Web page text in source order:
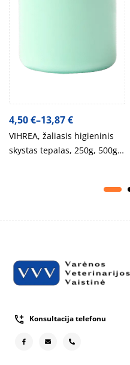
4,50€–13,87€
VIHREA, žaliasis higieninis
skystas tepalas, 250g, 500g,
Konsultacija telefonu